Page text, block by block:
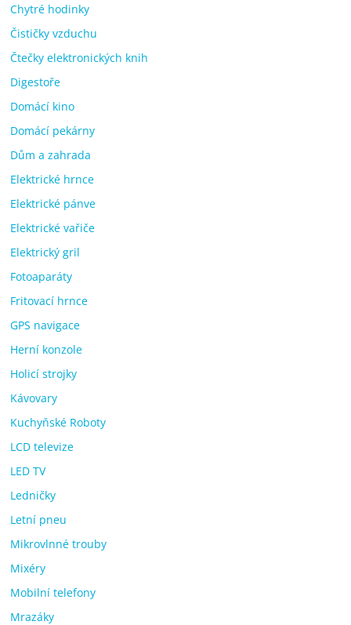
Chytré hodinky
Čističky vzduchu
Čtečky elektronických knih
Digestoře
Domácí kino
Domácí pekárny
Dům a zahrada
Elektrické hrnce
Elektrické pánve
Elektrické vařiče
Elektrický gril
Fotoaparáty
Fritovací hrnce
GPS navigace
Herní konzole
Holicí strojky
Kávovary
Kuchyňské Roboty
LCD televize
LED TV
Ledničky
Letní pneu
Mikrovlnné trouby
Mixéry
Mobilní telefony
Mrazáky